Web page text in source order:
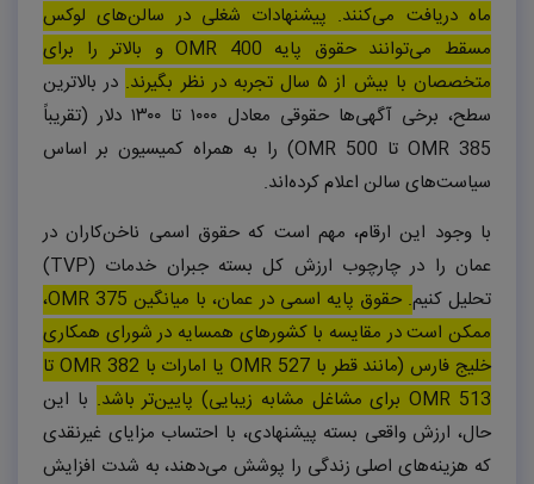
ماه دریافت می‌کنند. پیشنهادات شغلی در سالن‌های لوکس
مسقط می‌توانند حقوق پایه OMR 400و بالاتر را برای
متخصصان با بیش از ۵ سال تجربه در نظر بگیرند.
در بالاترین
سطح، برخی آگهی‌ها حقوقی معادل ۱۰۰۰ تا ۱۳۰۰ دلار (تقریباً
OMR 385 تا OMR 500) را به همراه کمیسیون بر اساس
سیاست‌های سالن اعلام کرده‌اند.
با وجود این ارقام، مهم است که حقوق اسمی ناخن‌کاران در
عمان را در چارچوب ارزش کل بسته جبران خدمات (TVP
)
تحلیل کنیم. حقوق پایه اسمی در عمان، با میانگین OMR 375،
ممکن است در مقایسه با کشورهای همسایه در شورای همکاری
خلیج فارس (مانند قطر باOMR 527یا امارات با OMR 382 تا
OMR 513برای مشاغل مشابه زیبایی) پایین‌تر باشد. با این
حال، ارزش واقعی بسته پیشنهادی، با احتساب مزایای غیرنقدی
که هزینه‌های اصلی زندگی را پوشش می‌دهند، به شدت افزایش